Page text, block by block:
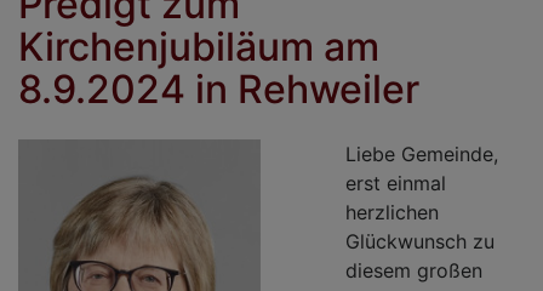
Kirchenjubiläum am
8.9.2024 in Rehweiler
Liebe Gemeinde,
erst einmal
herzlichen
Glückwunsch zu
diesem großen